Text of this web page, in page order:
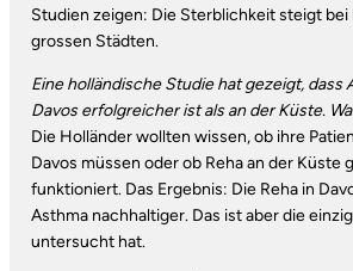
Studien zeigen: Die Sterblichkeit steigt
grossen Städten.
Eine holländische Studie hat gezeigt, dass
Davos erfolgreicher ist als an der Küste.
Die Holländer wollten wissen, ob ihre
Davos müssen oder ob Reha an der Küste
funktioniert. Das Ergebnis: Die Reha in
Asthma nachhaltiger. Das ist aber die
untersucht hat.